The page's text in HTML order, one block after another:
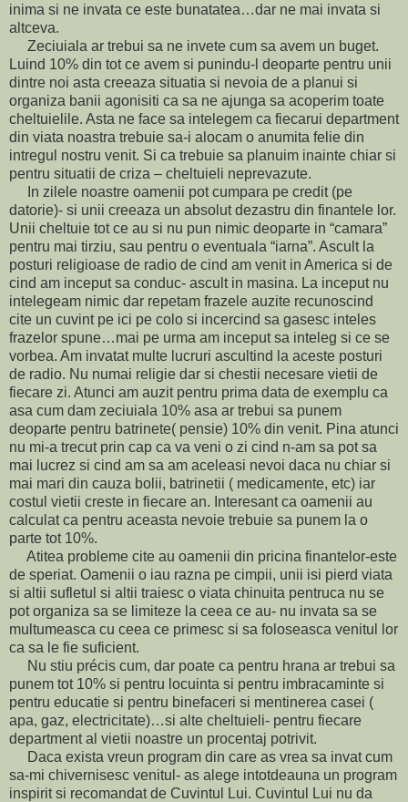
inima si ne invata ce este bunatatea…dar ne mai invata si
altceva.
Zeciuiala ar trebui sa ne invete cum sa avem un buget.
Luind 10% din tot ce avem si punindu-l deoparte pentru unii
dintre noi asta creeaza situatia si nevoia de a planui si
organiza banii agonisiti ca sa ne ajunga sa acoperim toate
cheltuielile. Asta ne face sa intelegem ca fiecarui department
din viata noastra trebuie sa-i alocam o anumita felie din
intregul nostru venit. Si ca trebuie sa planuim inainte chiar si
pentru situatii de criza – cheltuieli neprevazute.
In zilele noastre oamenii pot cumpara pe credit (pe
datorie)- si unii creeaza un absolut dezastru din finantele lor.
Unii cheltuie tot ce au si nu pun nimic deoparte in “camara”
pentru mai tirziu, sau pentru o eventuala “iarna”. Ascult la
posturi religioase de radio de cind am venit in America si de
cind am inceput sa conduc- ascult in masina. La inceput nu
intelegeam nimic dar repetam frazele auzite recunoscind
cite un cuvint pe ici pe colo si incercind sa gasesc inteles
frazelor spune…mai pe urma am inceput sa inteleg si ce se
vorbea. Am invatat multe lucruri ascultind la aceste posturi
de radio. Nu numai religie dar si chestii necesare vietii de
fiecare zi. Atunci am auzit pentru prima data de exemplu ca
asa cum dam zeciuiala 10% asa ar trebui sa punem
deoparte pentru batrinete( pensie) 10% din venit. Pina atunci
nu mi-a trecut prin cap ca va veni o zi cind n-am sa pot sa
mai lucrez si cind am sa am aceleasi nevoi daca nu chiar si
mai mari din cauza bolii, batrinetii ( medicamente, etc) iar
costul vietii creste in fiecare an. Interesant ca oamenii au
calculat ca pentru aceasta nevoie trebuie sa punem la o
parte tot 10%.
Atitea probleme cite au oamenii din pricina finantelor-este
de speriat. Oamenii o iau razna pe cimpii, unii isi pierd viata
si altii sufletul si altii traiesc o viata chinuita pentruca nu se
pot organiza sa se limiteze la ceea ce au- nu invata sa se
multumeasca cu ceea ce primesc si sa foloseasca venitul lor
ca sa le fie suficient.
Nu stiu précis cum, dar poate ca pentru hrana ar trebui sa
punem tot 10% si pentru locuinta si pentru imbracaminte si
pentru educatie si pentru binefaceri si mentinerea casei (
apa, gaz, electricitate)…si alte cheltuieli- pentru fiecare
department al vietii noastre un procentaj potrivit.
Daca exista vreun program din care as vrea sa invat cum
sa-mi chivernisesc venitul- as alege intotdeauna un program
inspirit si recomandat de Cuvintul Lui. Cuvintul Lui nu da